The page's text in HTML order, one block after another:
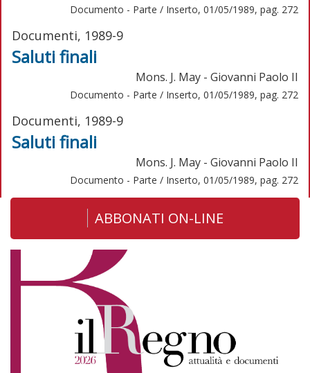
Documento - Parte / Inserto, 01/05/1989, pag. 272
Documenti, 1989-9
Saluti finali
Mons. J. May - Giovanni Paolo II
Documento - Parte / Inserto, 01/05/1989, pag. 272
Documenti, 1989-9
Saluti finali
Mons. J. May - Giovanni Paolo II
Documento - Parte / Inserto, 01/05/1989, pag. 272
ABBONATI ON-LINE